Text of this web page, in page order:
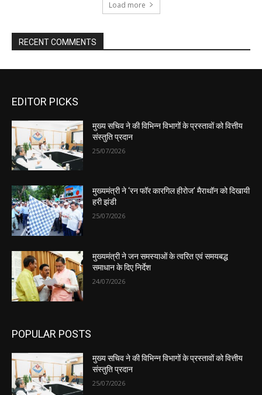
EDITOR PICKS
मुख्य सचिव ने की विभिन्न विभागों के प्रस्तावों को वित्तीय
संस्तुति प्रदान
25/07/2026
मुख्यमंत्री ने ‘रन फॉर कारगिल हीरोज’ मैराथॉन को दिखायी
हरी झंडी
25/07/2026
मुख्यमंत्री ने जन समस्याओं के त्वरित एवं समयबद्ध
समाधान के दिए निर्देश
24/07/2026
POPULAR POSTS
मुख्य सचिव ने की विभिन्न विभागों के प्रस्तावों को वित्तीय
संस्तुति प्रदान
25/07/2026